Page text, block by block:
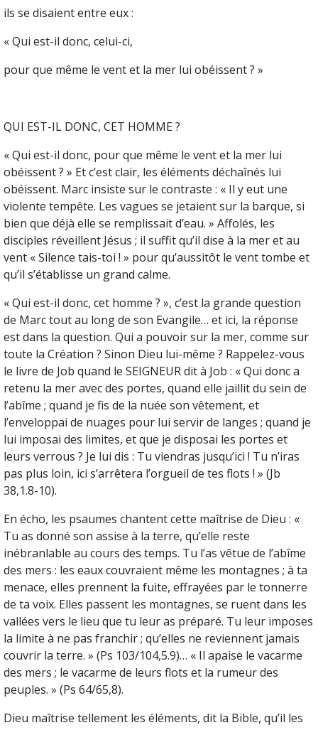
ils se disaient entre eux :
« Qui est-il donc, celui-ci,
pour que même le vent et la mer lui obéissent ? »
QUI EST-IL DONC, CET HOMME ?
« Qui est-il donc, pour que même le vent et la mer lui
obéissent ? » Et c’est clair, les éléments déchaînés lui
obéissent. Marc insiste sur le contraste : « Il y eut une
violente tempête. Les vagues se jetaient sur la barque, si
bien que déjà elle se remplissait d’eau. » Affolés, les
disciples réveillent Jésus ; il suffit qu’il dise à la mer et au
vent « Silence tais-toi ! » pour qu’aussitôt le vent tombe et
qu’il s’établisse un grand calme.
« Qui est-il donc, cet homme ? », c’est la grande question
de Marc tout au long de son Evangile… et ici, la réponse
est dans la question. Qui a pouvoir sur la mer, comme sur
toute la Création ? Sinon Dieu lui-même ? Rappelez-vous
le livre de Job quand le SEIGNEUR dit à Job : « Qui donc a
retenu la mer avec des portes, quand elle jaillit du sein de
l’abîme ; quand je fis de la nuée son vêtement, et
l’enveloppai de nuages pour lui servir de langes ; quand je
lui imposai des limites, et que je disposai les portes et
leurs verrous ? Je lui dis : Tu viendras jusqu’ici ! Tu n’iras
pas plus loin, ici s’arrêtera l’orgueil de tes flots ! » (Jb
38,1.8-10).
En écho, les psaumes chantent cette maîtrise de Dieu : «
Tu as donné son assise à la terre, qu’elle reste
inébranlable au cours des temps. Tu l’as vêtue de l’abîme
des mers : les eaux couvraient même les montagnes ; à ta
menace, elles prennent la fuite, effrayées par le tonnerre
de ta voix. Elles passent les montagnes, se ruent dans les
vallées vers le lieu que tu leur as préparé. Tu leur imposes
la limite à ne pas franchir ; qu’elles ne reviennent jamais
couvrir la terre. » (Ps 103/104,5.9)… « Il apaise le vacarme
des mers ; le vacarme de leurs flots et la rumeur des
peuples. » (Ps 64/65,8).
Dieu maîtrise tellement les éléments, dit la Bible, qu’il les